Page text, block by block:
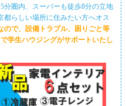
分圏内、スーパーも徒歩8分の立地
都らしい場所に住みたい方へオス
ので、設備トラブル、困りごと等
学生ハウジングがサポートいたし